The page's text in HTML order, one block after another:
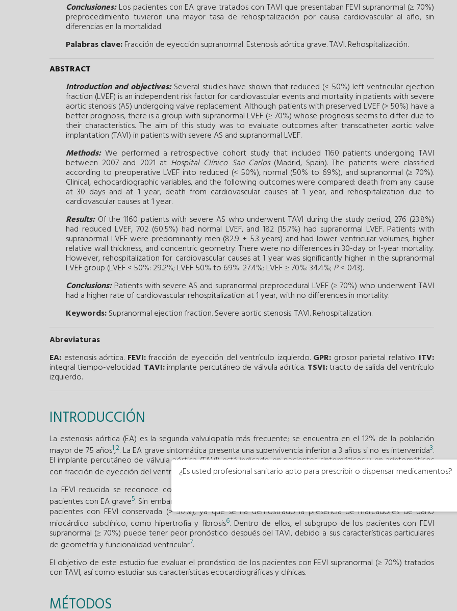
Conclusiones:Los pacientes con EA grave tratados con TAVI que presentaban FEVI supranormal (≥ 70%)
preprocedimiento tuvieron una mayor tasa de rehospitalización por causa cardiovascular al año, sin
diferencias en la mortalidad.
Palabras clave:Fracción de eyección supranormal.Estenosis aórtica grave.TAVI.Rehospitalización.
ABSTRACT
Introduction and objectives:Several studies have shown that reduced (< 50%) left ventricular ejection
fraction (LVEF) is an independent risk factor for cardiovascular events and mortality in patients with severe
aortic stenosis (AS) undergoing valve replacement. Although patients with preserved LVEF (> 50%) have a
better prognosis, there is a group with supranormal LVEF (≥ 70%) whose prognosis seems to differ due to
their characteristics. The aim of this study was to evaluate outcomes after transcatheter aortic valve
implantation (TAVI) in patients with severe AS and supranormal LVEF.
Methods:We performed a retrospective cohort study that included 1160 patients undergoing TAVI
between 2007 and 2021 at Hospital Clínico San Carlos(Madrid, Spain). The patients were classified
according to preoperative LVEF into reduced (< 50%), normal (50% to 69%), and supranormal (≥ 70%).
Clinical, echocardiographic variables, and the following outcomes were compared: death from any cause
at 30 days and at 1 year, death from cardiovascular causes at 1 year, and rehospitalization due to
cardiovascular causes at 1 year.
Results:Of the 1160 patients with severe AS who underwent TAVI during the study period, 276 (23.8%)
had reduced LVEF, 702 (60.5%) had normal LVEF, and 182 (15.7%) had supranormal LVEF. Patients with
supranormal LVEF were predominantly men (82.9 ± 5.3 years) and had lower ventricular volumes, higher
relative wall thickness, and concentric geometry. There were no differences in 30-day or 1-year mortality.
However, rehospitalization for cardiovascular causes at 1 year was significantly higher in the supranormal
LVEF group (LVEF < 50%: 29.2%; LVEF 50% to 69%: 27.4%; LVEF ≥ 70%: 34.4%; P< .043).
Conclusions:Patients with severe AS and supranormal preprocedural LVEF (≥ 70%) who underwent TAVI
had a higher rate of cardiovascular rehospitalization at 1 year, with no differences in mortality.
Keywords:Supranormal ejection fraction.Severe aortic stenosis.TAVI.Rehospitalization.
Abreviaturas
EA: estenosis aórtica. FEVI:fracción de eyección del ventrículo izquierdo. GPR: grosor parietal relativo. ITV:
integral tiempo-velocidad. TAVI:implante percutáneo de válvula aórtica. TSVI:tracto de salida del ventrículo
izquierdo.
INTRODUCCIÓN
La estenosis aórtica (EA) es la segunda valvulopatía más frecuente; se encuentra en el 12% de la población
mayor de 75 años1,2. La EA grave sintomática presenta una supervivencia inferior a 3 años si no es intervenida3.
El implante percutáneo de válvula aórtica (TAVI) está indicado en pacientes sintomáticos y en asintomáticos
con fracción de eyección del ventrículo izquierdo (FEVI) reducida (< 50%) 4.
La FEVI reducida se reconoce como un factor de riesgo independiente de eventos y mortalidad en los
pacientes con EA grave5. Sin embargo, existen muchos interrogantes sobre el pronóstico de la EA grave en los
pacientes con FEVI conservada (> 50%), ya que se ha demostrado la presencia de marcadores de daño
miocárdico subclínico, como hipertrofia y fibrosis6. Dentro de ellos, el subgrupo de los pacientes con FEVI
supranormal (≥ 70%) puede tener peor pronóstico después del TAVI, debido a sus características particulares
de geometría y funcionalidad ventricular7.
El objetivo de este estudio fue evaluar el pronóstico de los pacientes con FEVI supranormal (≥ 70%) tratados
con TAVI, así como estudiar sus características ecocardiográficas y clínicas.
MÉTODOS
¿Es usted profesional sanitario apto para prescribir o dispensar medicamentos?